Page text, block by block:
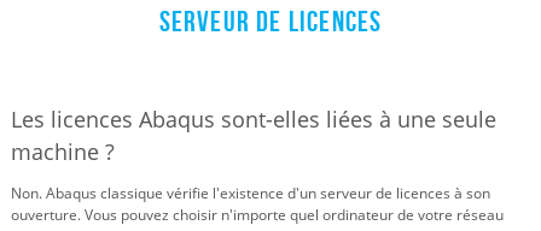
serveur de licences
Les licences Abaqus sont-elles liées à une seule
machine ?
Non. Abaqus classique vérifie l'existence d'un serveur de licences à son
ouverture. Vous pouvez choisir n'importe quel ordinateur de votre réseau